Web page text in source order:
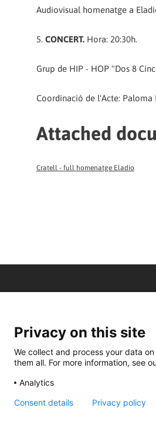
Audiovisual homenatge a
5. CONCERT. Hora: 20:30h.
Grup de HIP - HOP "Dos 8
Coordinació de l'Acte: Paloma
Attached
Cratell - full homenatge Eladio
Privacy on this site
We collect and process your data
them all. For more information, see
Analytics
Consent details Privacy policy